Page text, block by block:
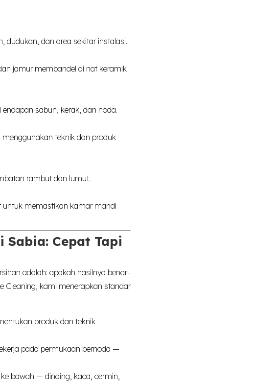
dudukan, dan area sekitar instalasi.
jamur membandel di nat keramik
sabun, kerak, dan noda.
teknik dan produk
rambut dan lumut.
untuk memastikan kamar mandi
Sabia: Cepat Tapi
adalah: apakah hasilnya benar-
Cleaning, kami menerapkan standar
produk dan teknik
pada permukaan bernoda —
bawah — dinding, kaca, cermin,